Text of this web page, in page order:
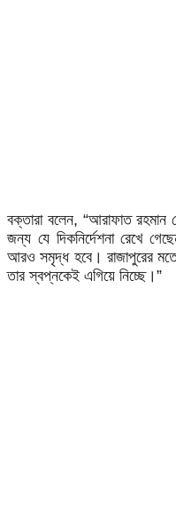
বক্তারা বলেন, “আরাফাত রহমান
জন্য যে দিকনির্দেশনা রেখে
আরও সমৃদ্ধ হবে। রাজাপুরের
তার স্বপ্নকেই এগিয়ে নিচ্ছে।”